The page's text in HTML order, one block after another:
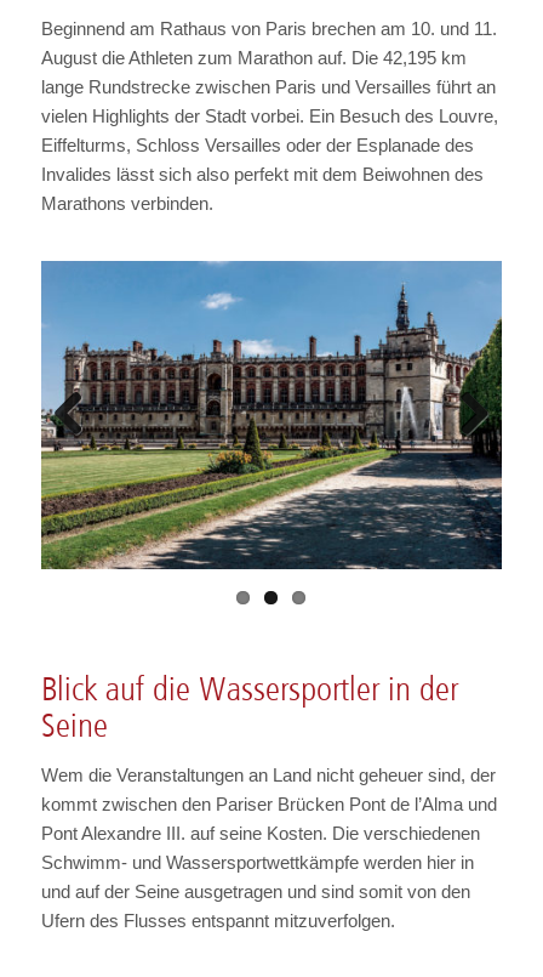
Beginnend am Rathaus von Paris brechen am 10. und 11.
August die Athleten zum Marathon auf. Die 42,195 km
lange Rundstrecke zwischen Paris und Versailles führt an
vielen Highlights der Stadt vorbei. Ein Besuch des Louvre,
Eiffelturms, Schloss Versailles oder der Esplanade des
Invalides lässt sich also perfekt mit dem Beiwohnen des
Marathons verbinden.
Previous Next
Blick auf die Wassersportler in der
Seine
Wem die Veranstaltungen an Land nicht geheuer sind, der
kommt zwischen den Pariser Brücken Pont de l’Alma und
Pont Alexandre III. auf seine Kosten. Die verschiedenen
Schwimm- und Wassersportwettkämpfe werden hier in
und auf der Seine ausgetragen und sind somit von den
Ufern des Flusses entspannt mitzuverfolgen.